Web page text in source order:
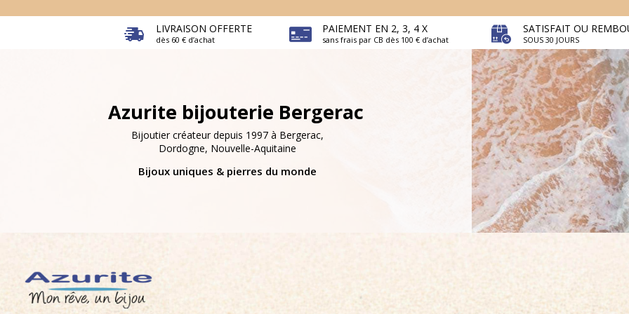
LIVRAISON OFFERTE
dès 60 € d’achat
PAIEMENT EN 2, 3, 4 X
sans frais par CB dès 100 € d’achat
SATISFAIT OU
SOUS 30 JOURS
Azurite bijouterie Bergerac
Bijoutier créateur depuis 1997 à Bergerac,
Dordogne, Nouvelle-Aquitaine
Bijoux uniques & pierres du monde